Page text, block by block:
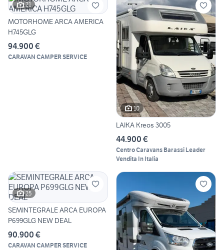
21
MOTORHOME ARCA AMERICA
H745GLG
94.900 €
CARAVAN CAMPER SERVICE
10
LAIKA Kreos 3005
44.900 €
Centro Caravans Barassi Leader
Vendita In Italia
25
SEMINTEGRALE ARCA EUROPA
P699GLG NEW DEAL
90.900 €
CARAVAN CAMPER SERVICE